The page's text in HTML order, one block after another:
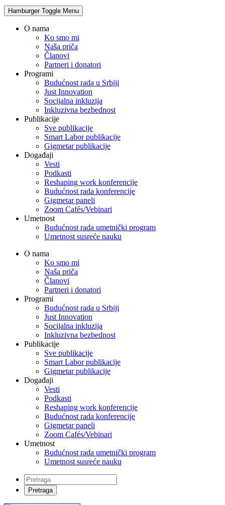
Hamburger Toggle Menu
O nama
Ko smo mi
Naša priča
Članovi
Partneri i donatori
Programi
Budućnost rada u Srbiji
Just Innovation
Socijalna inkluzija
Inkluzivna bezbednost
Publikacije
Sve publikacije
Smart Labor publikacije
Gigmetar publikacije
Događaji
Vesti
Podkasti
Reshaping work konferencije
Budućnost rada konferencije
Gigmetar paneli
Zoom Cafés/Vebinari
Umetnost
Budućnost rada umetnički program
Umetnost susreće nauku
O nama
Ko smo mi
Naša priča
Članovi
Partneri i donatori
Programi
Budućnost rada u Srbiji
Just Innovation
Socijalna inkluzija
Inkluzivna bezbednost
Publikacije
Sve publikacije
Smart Labor publikacije
Gigmetar publikacije
Događaji
Vesti
Podkasti
Reshaping work konferencije
Budućnost rada konferencije
Gigmetar paneli
Zoom Cafés/Vebinari
Umetnost
Budućnost rada umetnički program
Umetnost susreće nauku